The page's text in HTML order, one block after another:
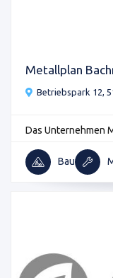
Metallplan
Betriebspark 12,
Das Unternehmen
Bau